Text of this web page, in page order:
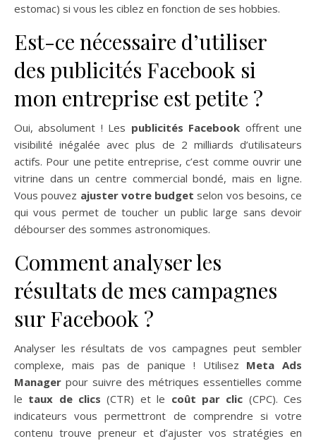
estomac) si vous les ciblez en fonction de ses hobbies.
Est-ce nécessaire d’utiliser
des publicités Facebook si
mon entreprise est petite ?
Oui, absolument ! Les publicités Facebook offrent une
visibilité inégalée avec plus de 2 milliards d’utilisateurs
actifs. Pour une petite entreprise, c’est comme ouvrir une
vitrine dans un centre commercial bondé, mais en ligne.
Vous pouvez ajuster votre budget selon vos besoins, ce
qui vous permet de toucher un public large sans devoir
débourser des sommes astronomiques.
Comment analyser les
résultats de mes campagnes
sur Facebook ?
Analyser les résultats de vos campagnes peut sembler
complexe, mais pas de panique ! Utilisez Meta Ads
Manager pour suivre des métriques essentielles comme
le taux de clics (CTR) et le coût par clic (CPC). Ces
indicateurs vous permettront de comprendre si votre
contenu trouve preneur et d’ajuster vos stratégies en